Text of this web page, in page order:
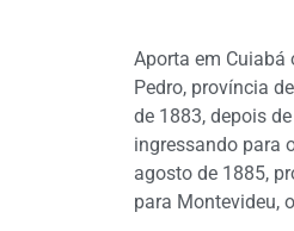
Aporta em Cuiabá
Pedro, província
de 1883, depois
ingressando para
agosto de 1885,
para Montevideu,